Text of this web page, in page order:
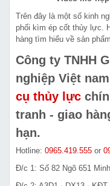
Trên đây là một số kinh
phối kìm ép cốt thủy lực.
hàng tìm hiểu về sản
Công ty TNHH
nghiệp Việt
cụ thủy lực
tranh - giao
hạn.
Hotline: 0965.419.555 or
Đ/c 1: Số 82 Ngõ 651